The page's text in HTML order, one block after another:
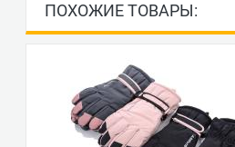
ПОХОЖИЕ ТОВАРЫ: